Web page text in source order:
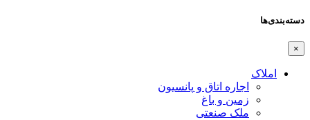
دسته‌بندی‌ها
×
املاک
اجاره اتاق و پانسیون
زمین و باغ
ملک صنعتی